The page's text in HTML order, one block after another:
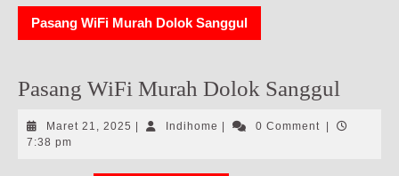
Pasang WiFi Murah Dolok Sanggul
Pasang WiFi Murah Dolok Sanggul
Maret 21, 2025 Maret
Indihome Indihome0 Comment
7:38 pm